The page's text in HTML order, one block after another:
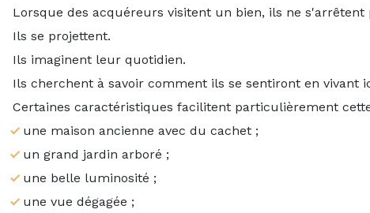
Lorsque des acquéreurs visitent un bien, ils ne
Ils se projettent.
Ils imaginent leur quotidien.
Ils cherchent à savoir comment ils se sentiront en vivant
Certaines caractéristiques facilitent particulièrement
une maison ancienne avec du cachet ;
un grand jardin arboré ;
une belle luminosité ;
une vue dégagée ;